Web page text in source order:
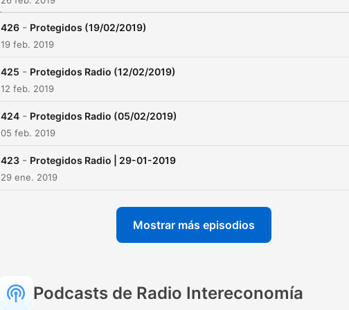
bulliyng, acoso, accidentes,
violencia de género etc.,
nos preocupan y que
estado, de la seguridad
privada, empresarios y
de seguridad integral, los
426 - Protegidos (19/02/2019)
19 feb. 2019
425 - Protegidos Radio (12/02/2019)
12 feb. 2019
424 - Protegidos Radio (05/02/2019)
05 feb. 2019
423 - Protegidos Radio | 29-01-2019
29 ene. 2019
Mostrar más episodios
Podcasts de Radio Intereconomía